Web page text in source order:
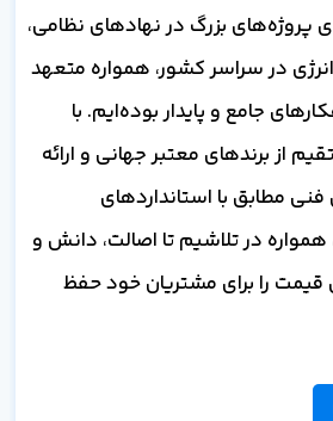
پروژه‌های بزرگ در نهادهای نظامی،
در سراسر کشور، همواره متعهد
جامع و پایدار بوده‌ایم. با
از برندهای معتبر جهانی و ارائه
فنی مطابق با استانداردهای
همواره در تلاشیم تا اصالت، دانش و
قیمت را برای مشتریان خود حفظ